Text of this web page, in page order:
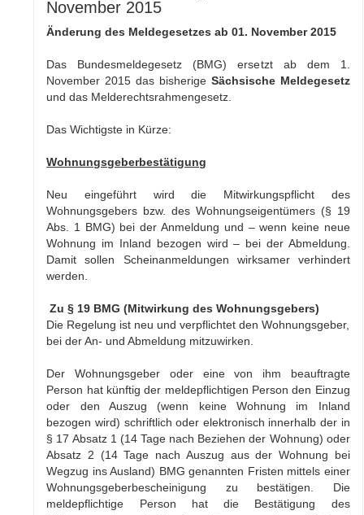
November 2015
Änderung des Meldegesetzes ab 01. November 2015
Das Bundesmeldegesetz (BMG) ersetzt ab dem 1.
November 2015 das bisherigeSächsische Meldegesetz
und das Melderechtsrahmengesetz.
Das Wichtigste in Kürze:
Wohnungsgeberbestätigung
Neu eingeführt wird die Mitwirkungspflicht des
Wohnungsgebers bzw. des Wohnungseigentümers (§ 19
Abs. 1 BMG) bei der Anmeldung und – wenn keine neue
Wohnung im Inland bezogen wird – bei der Abmeldung.
Damit sollen Scheinanmeldungen wirksamer verhindert
werden.
Zu § 19 BMG (Mitwirkung des Wohnungsgebers)
Die Regelung ist neu und verpflichtet den Wohnungsgeber,
bei der An- und Abmeldung mitzuwirken.
Der Wohnungsgeber oder eine von ihm beauftragte
Person hat künftig der meldepflichtigen Person den Einzug
oder den Auszug (wenn keine Wohnung im Inland
bezogen wird) schriftlich oder elektronisch innerhalb der in
§ 17 Absatz 1 (14 Tage nach Beziehen der Wohnung) oder
Absatz 2 (14 Tage nach Auszug aus der Wohnung bei
Wegzug ins Ausland) BMG genannten Fristen mittels einer
Wohnungsgeberbescheinigung zu bestätigen. Die
meldepflichtige Person hat die Bestätigung des